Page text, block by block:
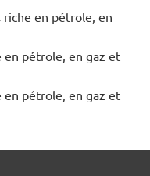
riche en pétrole, en
en pétrole, en gaz et
en pétrole, en gaz et